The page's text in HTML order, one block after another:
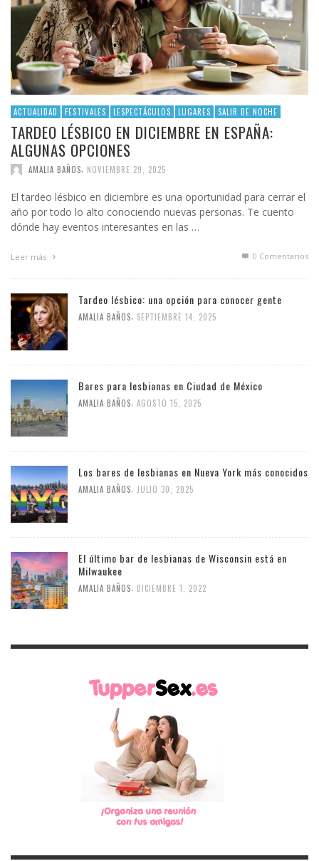
ACTUALIDAD FESTIVALES LESPECTÁCULOS LUGARES SALIR DE NOCHE
TARDEO LÉSBICO EN DICIEMBRE EN ESPAÑA:
ALGUNAS OPCIONES
AMALIA BAÑOS NOVIEMBRE 29, 2025
El tardeo lésbico en diciembre es una oportunidad para cerrar el
año por todo lo alto conociendo nuevas personas. Te cuento
dónde hay eventos interesantes en las …
Leer más 0 Comentarios
Tardeo lésbico: una opción para conocer gente
AMALIA BAÑOS SEPTIEMBRE 14, 2025
Bares para lesbianas en Ciudad de México
AMALIA BAÑOS AGOSTO 15, 2025
Los bares de lesbianas en Nueva York más conocidos
AMALIA BAÑOS JULIO 30, 2025
El último bar de lesbianas de Wisconsin está en
Milwaukee
AMALIA BAÑOS DICIEMBRE 1, 2022